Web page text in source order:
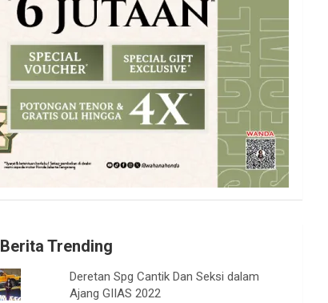
Berita Trending
Deretan Spg Cantik Dan Seksi dalam
Ajang GIIAS 2022